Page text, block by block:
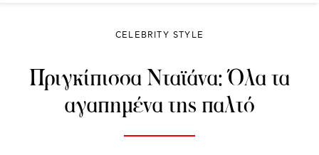
CELEBRITY STYLE
Πριγκίπισσα Νταϊάνα: Όλα τα
αγαπημένα της παλτό